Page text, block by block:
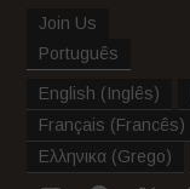
Join Us
Português
English (Inglês)
Français (Francês)
Ελληνικα (Grego)